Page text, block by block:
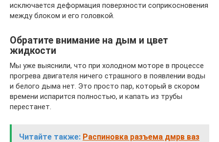
исключается деформация поверхности соприкосновения
между блоком и его головкой.
Обратите внимание на дым и цвет
жидкости
Мы уже выяснили, что при холодном моторе в процессе
прогрева двигателя ничего страшного в появлении воды
и белого дыма нет. Это просто пар, который в скором
времени испарится полностью, и капать из трубы
перестанет.
Читайте также: Распиновка разъема дмрв ваз